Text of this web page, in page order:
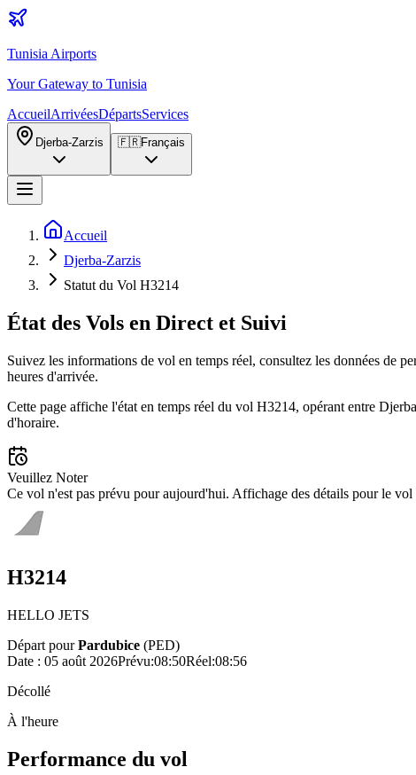
Tunisia Airports
Your Gateway to Tunisia
AccueilArrivéesDépartsServices
Djerba-Zarzis 🇫🇷Français
Accueil
Djerba-Zarzis
Statut du Vol H3214
État des Vols en Direct et Suivi
Suivez les informations de vol en temps réel, consultez les données de
heures d'arrivée.
Cette page affiche l'état en temps réel du vol H3214, opérant entre
d'horaire.
Veuillez Noter
Ce vol n'est pas prévu pour aujourd'hui. Affichage des détails pour le
H3214
HELLO JETS
Départ pour Pardubice (PED)
Date : 05 août 2026Prévu:08:50Réel:08:56
Décollé
À l'heure
Performance du vol